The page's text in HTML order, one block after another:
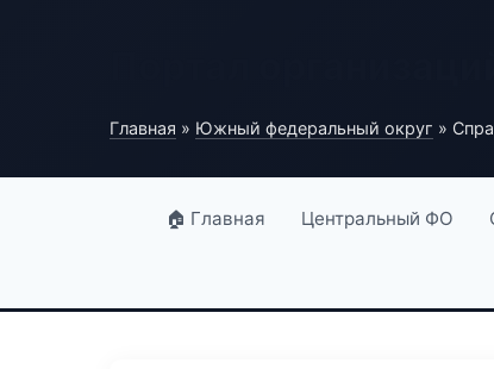
Главная » Южный федеральный округ »
🏠 Главная Центральный ФО